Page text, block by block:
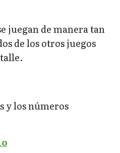
juegan de manera tan
de los otros juegos
y los números